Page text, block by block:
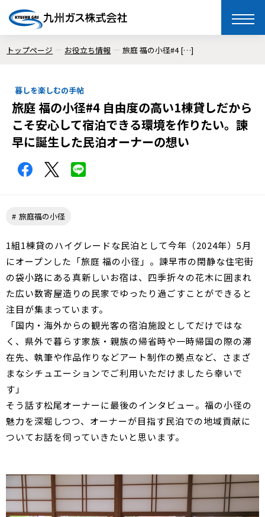
toggle
トップページ お役立ち情報 旅庭 福の小径#4 […]
暮しを楽しむの手帖
旅庭 福の小径#4 自由度の高い1棟貸しだから
こそ安心して宿泊できる環境を作りたい。諫
早に誕生した民泊オーナーの想い
旅庭福の小径
1組1棟貸のハイグレードな民泊として今年（2024年）5月
にオープンした「旅庭 福の小径」。諫早市の閑静な住宅街
の袋小路にある真新しいお宿は、四季折々の花木に囲まれ
た広い数寄屋造りの民家でゆったり過ごすことができると
注目が集まっています。
「国内・海外からの観光客の宿泊施設としてだけではな
く、県外で暮らす家族・親族の帰省時や一時帰国の際の滞
在先、執筆や作品作りなどアート制作の拠点など、さまざ
まなシチュエーションでご利用いただけましたら幸いで
す」
そう話す松尾オーナーに最後のインタビュー。福の小径の
魅力を深堀しつつ、オーナーが目指す民泊での地域貢献に
ついてお話を伺っていきたいと思います。